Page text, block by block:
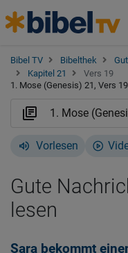
Bibel TV Bibelthek
Kapitel 21
Vers 19
1. Mose (Genesis) 21, Vers 19
Vorlesen
Gute
lesen
Sara bekommt